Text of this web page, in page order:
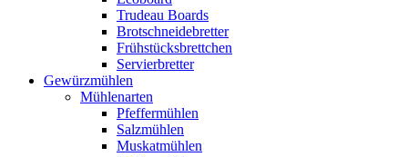
Trudeau Boards
Brotschneidebretter
Frühstücksbrettchen
Servierbretter
Gewürzmühlen
Mühlenarten
Pfeffermühlen
Salzmühlen
Muskatmühlen